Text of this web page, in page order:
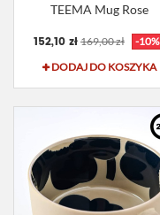
TEEMA Mug Rose
152,10 zł 169,00 zł
-10%
DODAJ DO KOSZYKA